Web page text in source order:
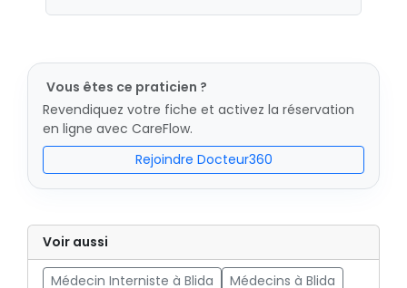
Vous êtes ce praticien ?
Revendiquez votre fiche et activez la réservation
en ligne avec CareFlow.
Rejoindre Docteur360
Voir aussi
Médecin Interniste à Blida Médecins à Blida